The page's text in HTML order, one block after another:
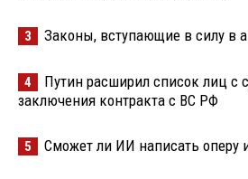
3 Законы, вступающие в силу в
4
Путин расширил список лиц с
заключения контракта с ВС РФ
5 Сможет ли ИИ написать оперу